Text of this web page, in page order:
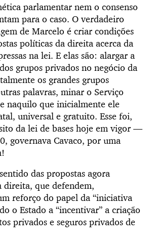
parlamentar nem o consenso
para o caso. O verdadeiro
de Marcelo é criar condições
políticas da direita acerca da
na lei. E elas são: alargar a
grupos privados no negócio da
os grandes grupos
palavras, minar o Serviço
naquilo que inicialmente ele
universal e gratuito. Esse foi,
da lei de bases hoje em vigor —
governava Cavaco, por uma
das propostas agora
direita, que defendem,
reforço do papel da “iniciativa
o Estado a “incentivar” a criação
privados e seguros privados de